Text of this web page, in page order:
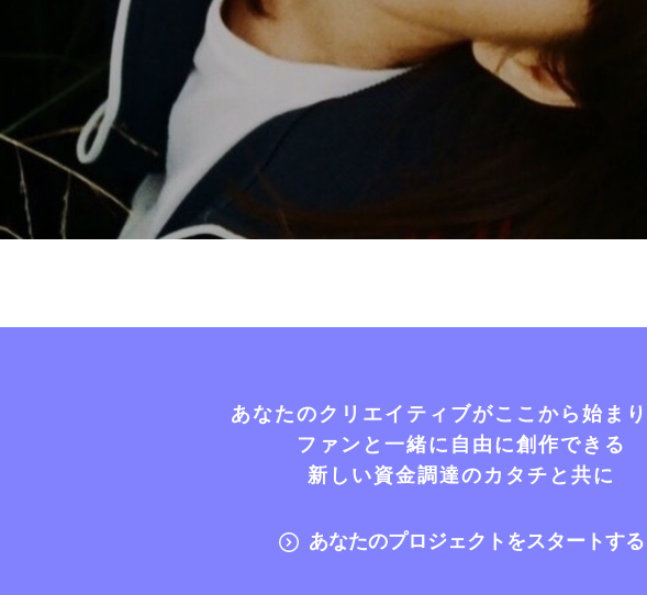
あなたのクリエイティブがここから始ま
ファンと一緒に自由に創作できる
新しい資金調達のカタチと共に
あなたのプロジェクトをスタートする